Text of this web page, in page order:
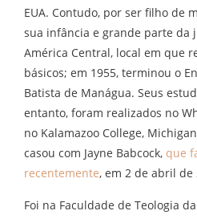
EUA. Contudo, por ser filho de
sua infância e grande parte da
América Central, local em que
básicos; em 1955, terminou o
Batista de Manágua. Seus
entanto, foram realizados no
no Kalamazoo College,
casou com Jayne Babcock, que
recentemente, em 2 de abril de
Foi na Faculdade de Teologia